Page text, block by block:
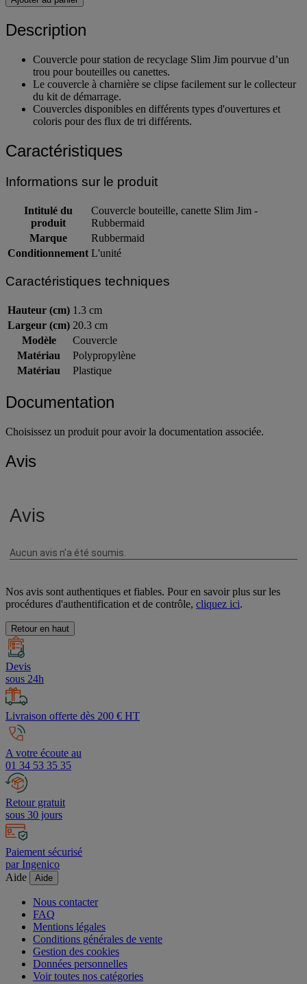
Description
Couvercle pour station de recyclage Slim Jim pourvue d’un
trou pour bouteilles ou canettes.
Le couvercle à charnière se clipse facilement sur le collecteur
du kit de démarrage.
Couvercles disponibles en différents types d'ouvertures et
coloris pour des flux de tri différents.
Caractéristiques
Informations sur le produit
Intitulé du
produit
Couvercle bouteille, canette Slim Jim -
Rubbermaid
Marque
Rubbermaid
Conditionnement L'unité
Caractéristiques techniques
Hauteur (cm) 1.3 cm
Largeur (cm) 20.3 cm
Modèle
Couvercle
Matériau
Polypropylène
Matériau
Plastique
Documentation
Choisissez un produit pour avoir la documentation associée.
Avis
Nos avis sont authentiques et fiables. Pour en savoir plus sur les
procédures d'authentification et de contrôle, cliquez ici.
Retour en haut
Devis
sous 24h
Livraison offerte dès 200 € HT
A votre écoute au
01 34 53 35 35
Retour gratuit
sous 30 jours
Paiement sécurisé
par Ingenico
Aide
Aide
Nous contacter
FAQ
Mentions légales
Conditions générales de vente
Gestion des cookies
Données personnelles
Voir toutes nos catégories